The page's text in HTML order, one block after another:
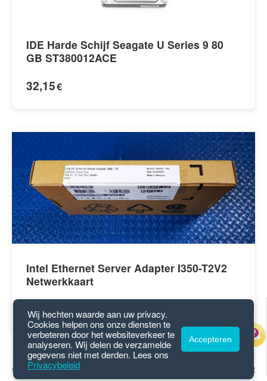
IDE Harde Schijf Seagate U Series 9 80
GB ST380012ACE
32,15€
Intel Ethernet Server Adapter I350-T2V2
Netwerkkaart
60,49€
© 2026 GetGui.com Contact
Wij hechten waarde aan uw privacy.
Cookies helpen ons onze diensten te
verbeteren door het websiteverkeer te
analyseren. Wij delen de verzamelde
gegevens niet met derden. Lees ons
Privacybeleid
Accepteren